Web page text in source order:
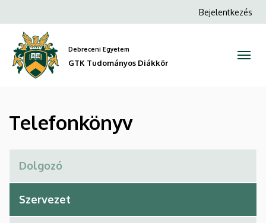
GTK
Tudományos
Diákkör
a
tartalomra
Anonim
Bejelentkezés
Debreceni Egyetem
GTK Tudományos Diákkör
Telefonkönyv